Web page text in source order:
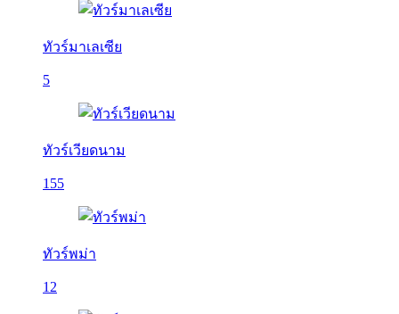
ทัวร์มาเลเซีย
5
ทัวร์เวียดนาม
155
ทัวร์พม่า
12